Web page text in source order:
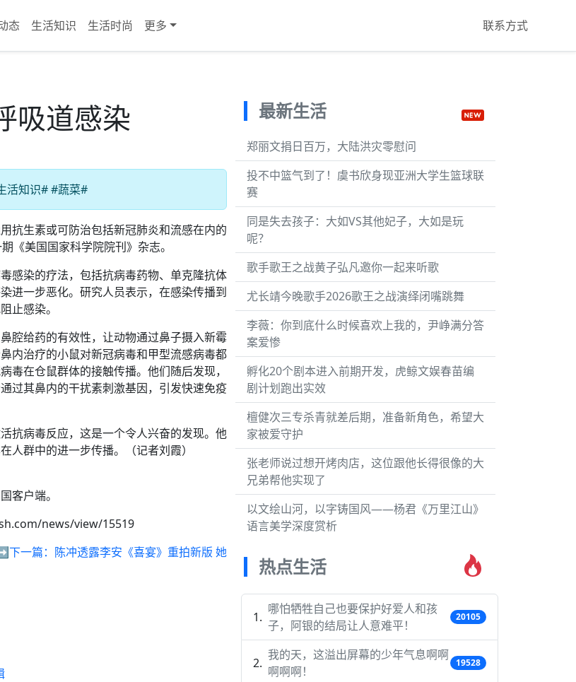
态 生活知识 生活时尚 更多 联系方式
吸道感染
活知识# #蔬菜#
抗生素或可防治包括新冠肺炎和流感在内的
《美国国家科学院院刊》杂志。
感染的疗法，包括抗病毒药物、单克隆抗体
进一步恶化。研究人员表示，在感染传播到
止感染。
腔给药的有效性，让动物通过鼻子摄入新霉
内治疗的小鼠对新冠病毒和甲型流感病毒都
毒在仓鼠群体的接触传播。他们随后发现，
过其鼻内的干扰素刺激基因，引发快速免疫
抗病毒反应，这是一个令人兴奋的发现。他
人群中的进一步传播。（记者刘霞）
客户端。
news/view/15519
下一篇： 陈冲透露李安《喜宴》重拍新版 她
最新生活
郑丽文捐日百万，大陆洪灾零慰问
投不中篮气到了！虞书欣身现亚洲大学生篮球联
赛
同是失去孩子：大如VS其他妃子，大如是玩
呢？
歌手歌王之战黄子弘凡邀你一起来听歌
尤长靖今晚歌手2026歌王之战演绎闭嘴跳舞
李薇：你到底什么时候喜欢上我的，尹峥满分答
案爱惨
孵化20个剧本进入前期开发，虎鲸文娱春苗编
剧计划跑出实效
檀健次三专杀青就差后期，准备新角色，希望大
家被爱守护
张老师说过想开烤肉店，这位跟他长得很像的大
兄弟帮他实现了
以文绘山河，以字铸国风——杨君《万里江山》
语言美学深度赏析
热点生活
哪怕牺牲自己也要保护好爱人和孩
子，阿银的结局让人意难平！
20105
我的天，这溢出屏幕的少年气息啊啊
啊啊啊！
19528